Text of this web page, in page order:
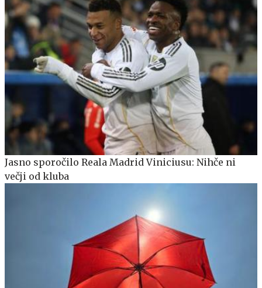
Jasno sporočilo Reala Madrid Viniciusu: Nihče ni
večji od kluba